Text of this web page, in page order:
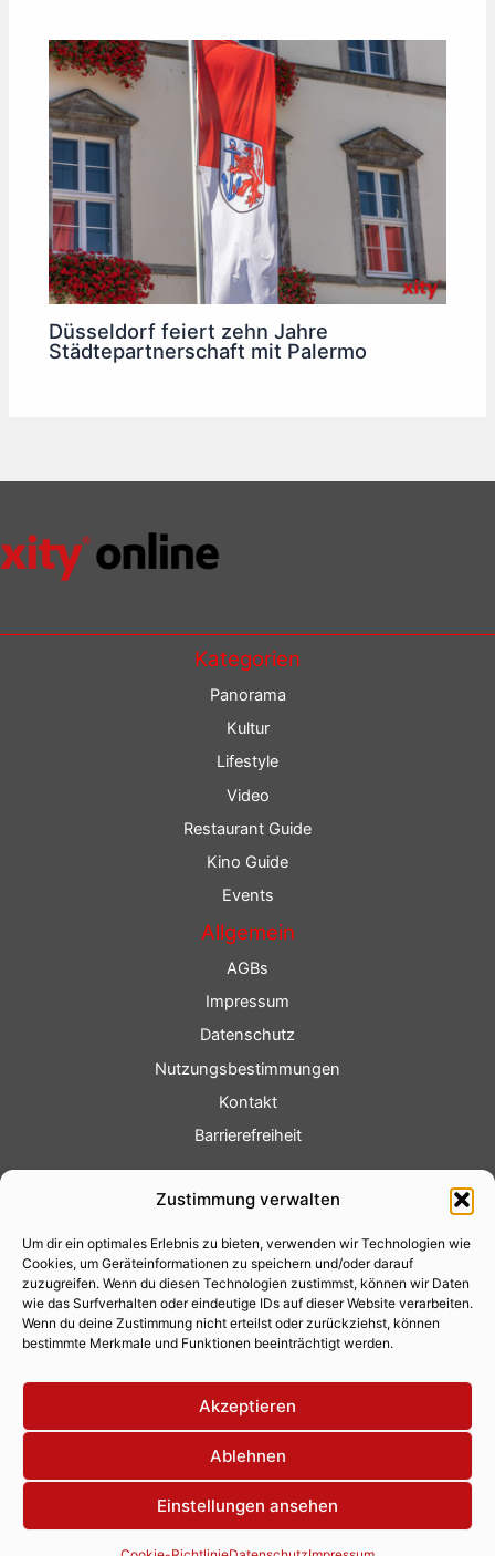
Zustimmung verwalten
Um dir ein optimales Erlebnis zu bieten, verwenden wir Technologien wie
Cookies, um Geräteinformationen zu speichern und/oder darauf
zuzugreifen. Wenn du diesen Technologien zustimmst, können wir Daten
wie das Surfverhalten oder eindeutige IDs auf dieser Website verarbeiten.
Wenn du deine Zustimmung nicht erteilst oder zurückziehst, können
bestimmte Merkmale und Funktionen beeinträchtigt werden.
Akzeptieren
Ablehnen
Einstellungen ansehen
Düsseldorf feiert zehn Jahre
Städtepartnerschaft mit Palermo
Kategorien
Panorama
Kultur
Lifestyle
Video
Restaurant Guide
Kino Guide
Events
Allgemein
AGBs
Impressum
Datenschutz
Nutzungsbestimmungen
Kontakt
Barrierefreiheit
Fotoservice
Videoservice
Werbung
Contenterstellung
Lokalnachrichten
Lokalfernsehen
Eventkalender